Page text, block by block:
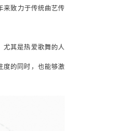
致力于传统曲艺传
其是热爱歌舞的人
度的同时，也能够激